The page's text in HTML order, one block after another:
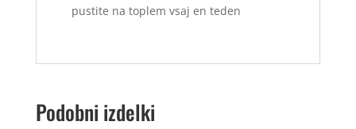
pustite na toplem vsaj en teden
Podobni izdelki